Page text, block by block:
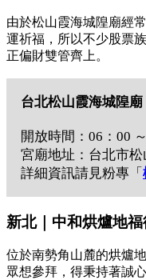
由於松山霞海城隍廟經
運祈福，所以不少股票
正偏財雙管齊上。
台北松山霞海城隍廟
開放時間：06：00
宮廟地址：台北市
詳細資訊請見粉專「
新北｜中和烘爐地
位於南勢角山麓的烘爐
眾想參拜，得秉持著誠